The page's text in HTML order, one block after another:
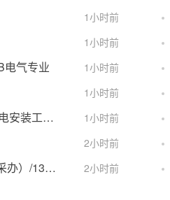
1小时前
1小时前
电气专业 1小时前
1小时前
比采购公告 1小时前
2小时前
直接采购事前公告 2小时前